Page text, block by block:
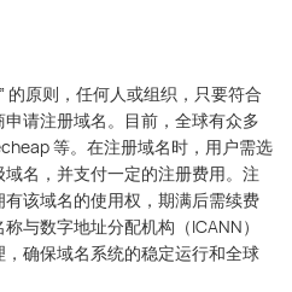
的原则，任何人或组织，只要符合
请注册域名。目前，全球有众多
等。在注册域名时，用户需选
名，并支付一定的注册费用。注
该域名的使用权，期满后需续费
与数字地址分配机构（ICANN）
确保域名系统的稳定运行和全球